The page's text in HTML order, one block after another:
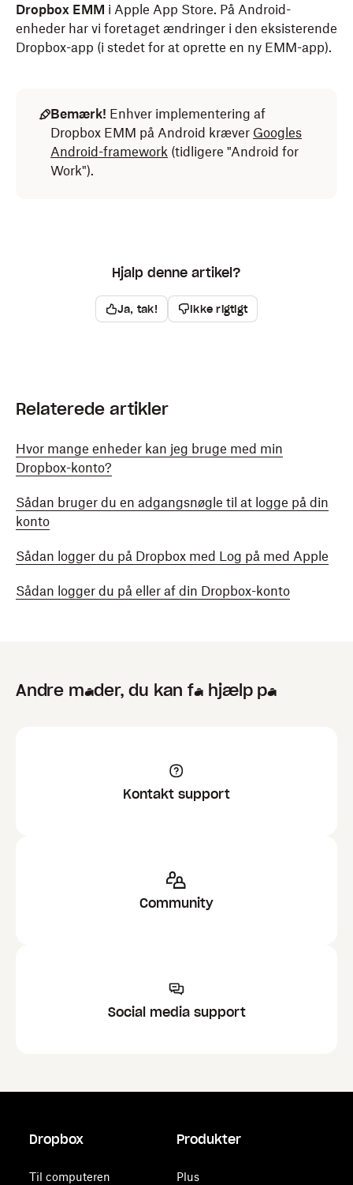
Dropbox EMM i Apple App Store. På Android-
enheder har vi foretaget ændringer i den eksisterende
Dropbox-app (i stedet for at oprette en ny EMM-app).
Bemærk! Enhver implementering af
Dropbox EMM på Android kræver Googles
Android-framework (tidligere "Android for
Work").
Hjalp denne artikel?
Ja, tak! Ikke rigtigt
Relaterede artikler
Hvor mange enheder kan jeg bruge med min
Dropbox-konto?
Sådan bruger du en adgangsnøgle til at logge på din
konto
Sådan logger du på Dropbox med Log på med Apple
Sådan logger du på eller af din Dropbox-konto
Andre måder, du kan få hjælp på
Kontakt support
Community
Social media support
Dropbox
Til computeren
Produkter
Plus